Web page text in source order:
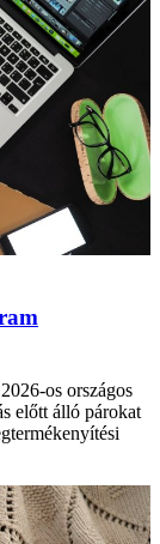
os országos
előtt álló párokat